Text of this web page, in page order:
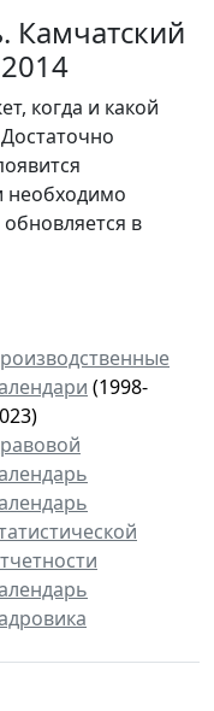
Камчатский
когда и какой
необходимо
в
(1998-